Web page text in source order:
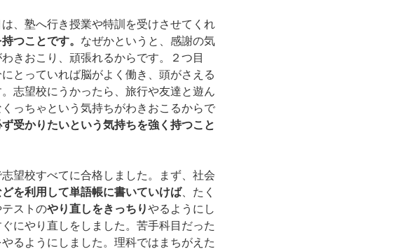
、塾へ行き授業や特訓を受けさせてくれ
つことです。 なぜかというと、感謝の気
きおこり、頑張れるからです。２つ目
とっていれば脳がよく働き、頭がさえる
志望校にうかったら、旅行や友達と遊ん
っちゃという気持ちがわきおこるからで
受かりたいという気持ちを強く持つこと
望校すべてに合格しました。まず、社会
を利用して単語帳に書いていけば、たく
ストのやり直しをきっちりやるようにし
にやり直しをしました。苦手科目だった
るようにしました。理科ではまちがえた